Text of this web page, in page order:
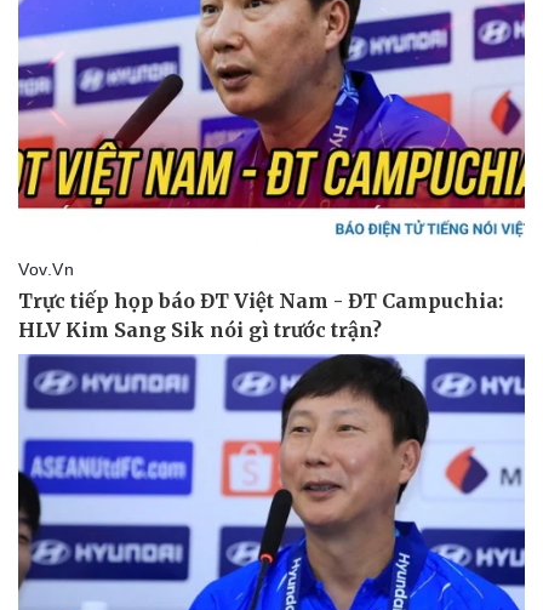
Pháp luật
Vụ án
Tin nóng
Tư vấn luật
Quân sự - Quốc phòng
Vũ khí
Việt Nam
Phân tích